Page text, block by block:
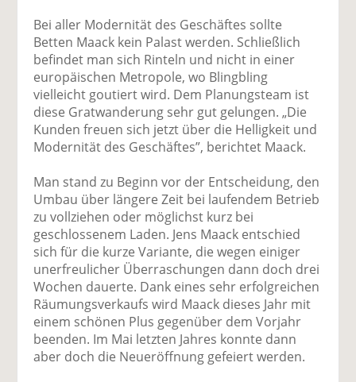
Bei aller Modernität des Geschäftes sollte
Betten Maack kein Palast werden. Schließlich
befindet man sich Rinteln und nicht in einer
europäischen Metropole, wo Blingbling
vielleicht goutiert wird. Dem Planungsteam ist
diese Gratwanderung sehr gut gelungen. „Die
Kunden freuen sich jetzt über die Helligkeit und
Modernität des Geschäftes”, berichtet Maack.
Man stand zu Beginn vor der Entscheidung, den
Umbau über längere Zeit bei laufendem Betrieb
zu vollziehen oder möglichst kurz bei
geschlossenem Laden. Jens Maack entschied
sich für die kurze Variante, die wegen einiger
unerfreulicher Überraschungen dann doch drei
Wochen dauerte. Dank eines sehr erfolgreichen
Räumungsverkaufs wird Maack dieses Jahr mit
einem schönen Plus gegenüber dem Vorjahr
beenden. Im Mai letzten Jahres konnte dann
aber doch die Neueröffnung gefeiert werden.